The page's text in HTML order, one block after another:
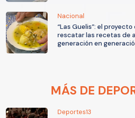
Nacional
“Las Guelis”: el
rescatar las recetas de
generación en
MÁS DE
Deportes13